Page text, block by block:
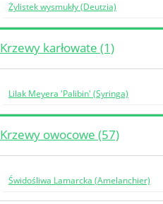
Żylistek wysmukły (Deutzia)
Krzewy karłowate (1)
Lilak Meyera 'Palibin' (Syringa)
Krzewy owocowe (57)
Świdośliwa Lamarcka (Amelanchier)